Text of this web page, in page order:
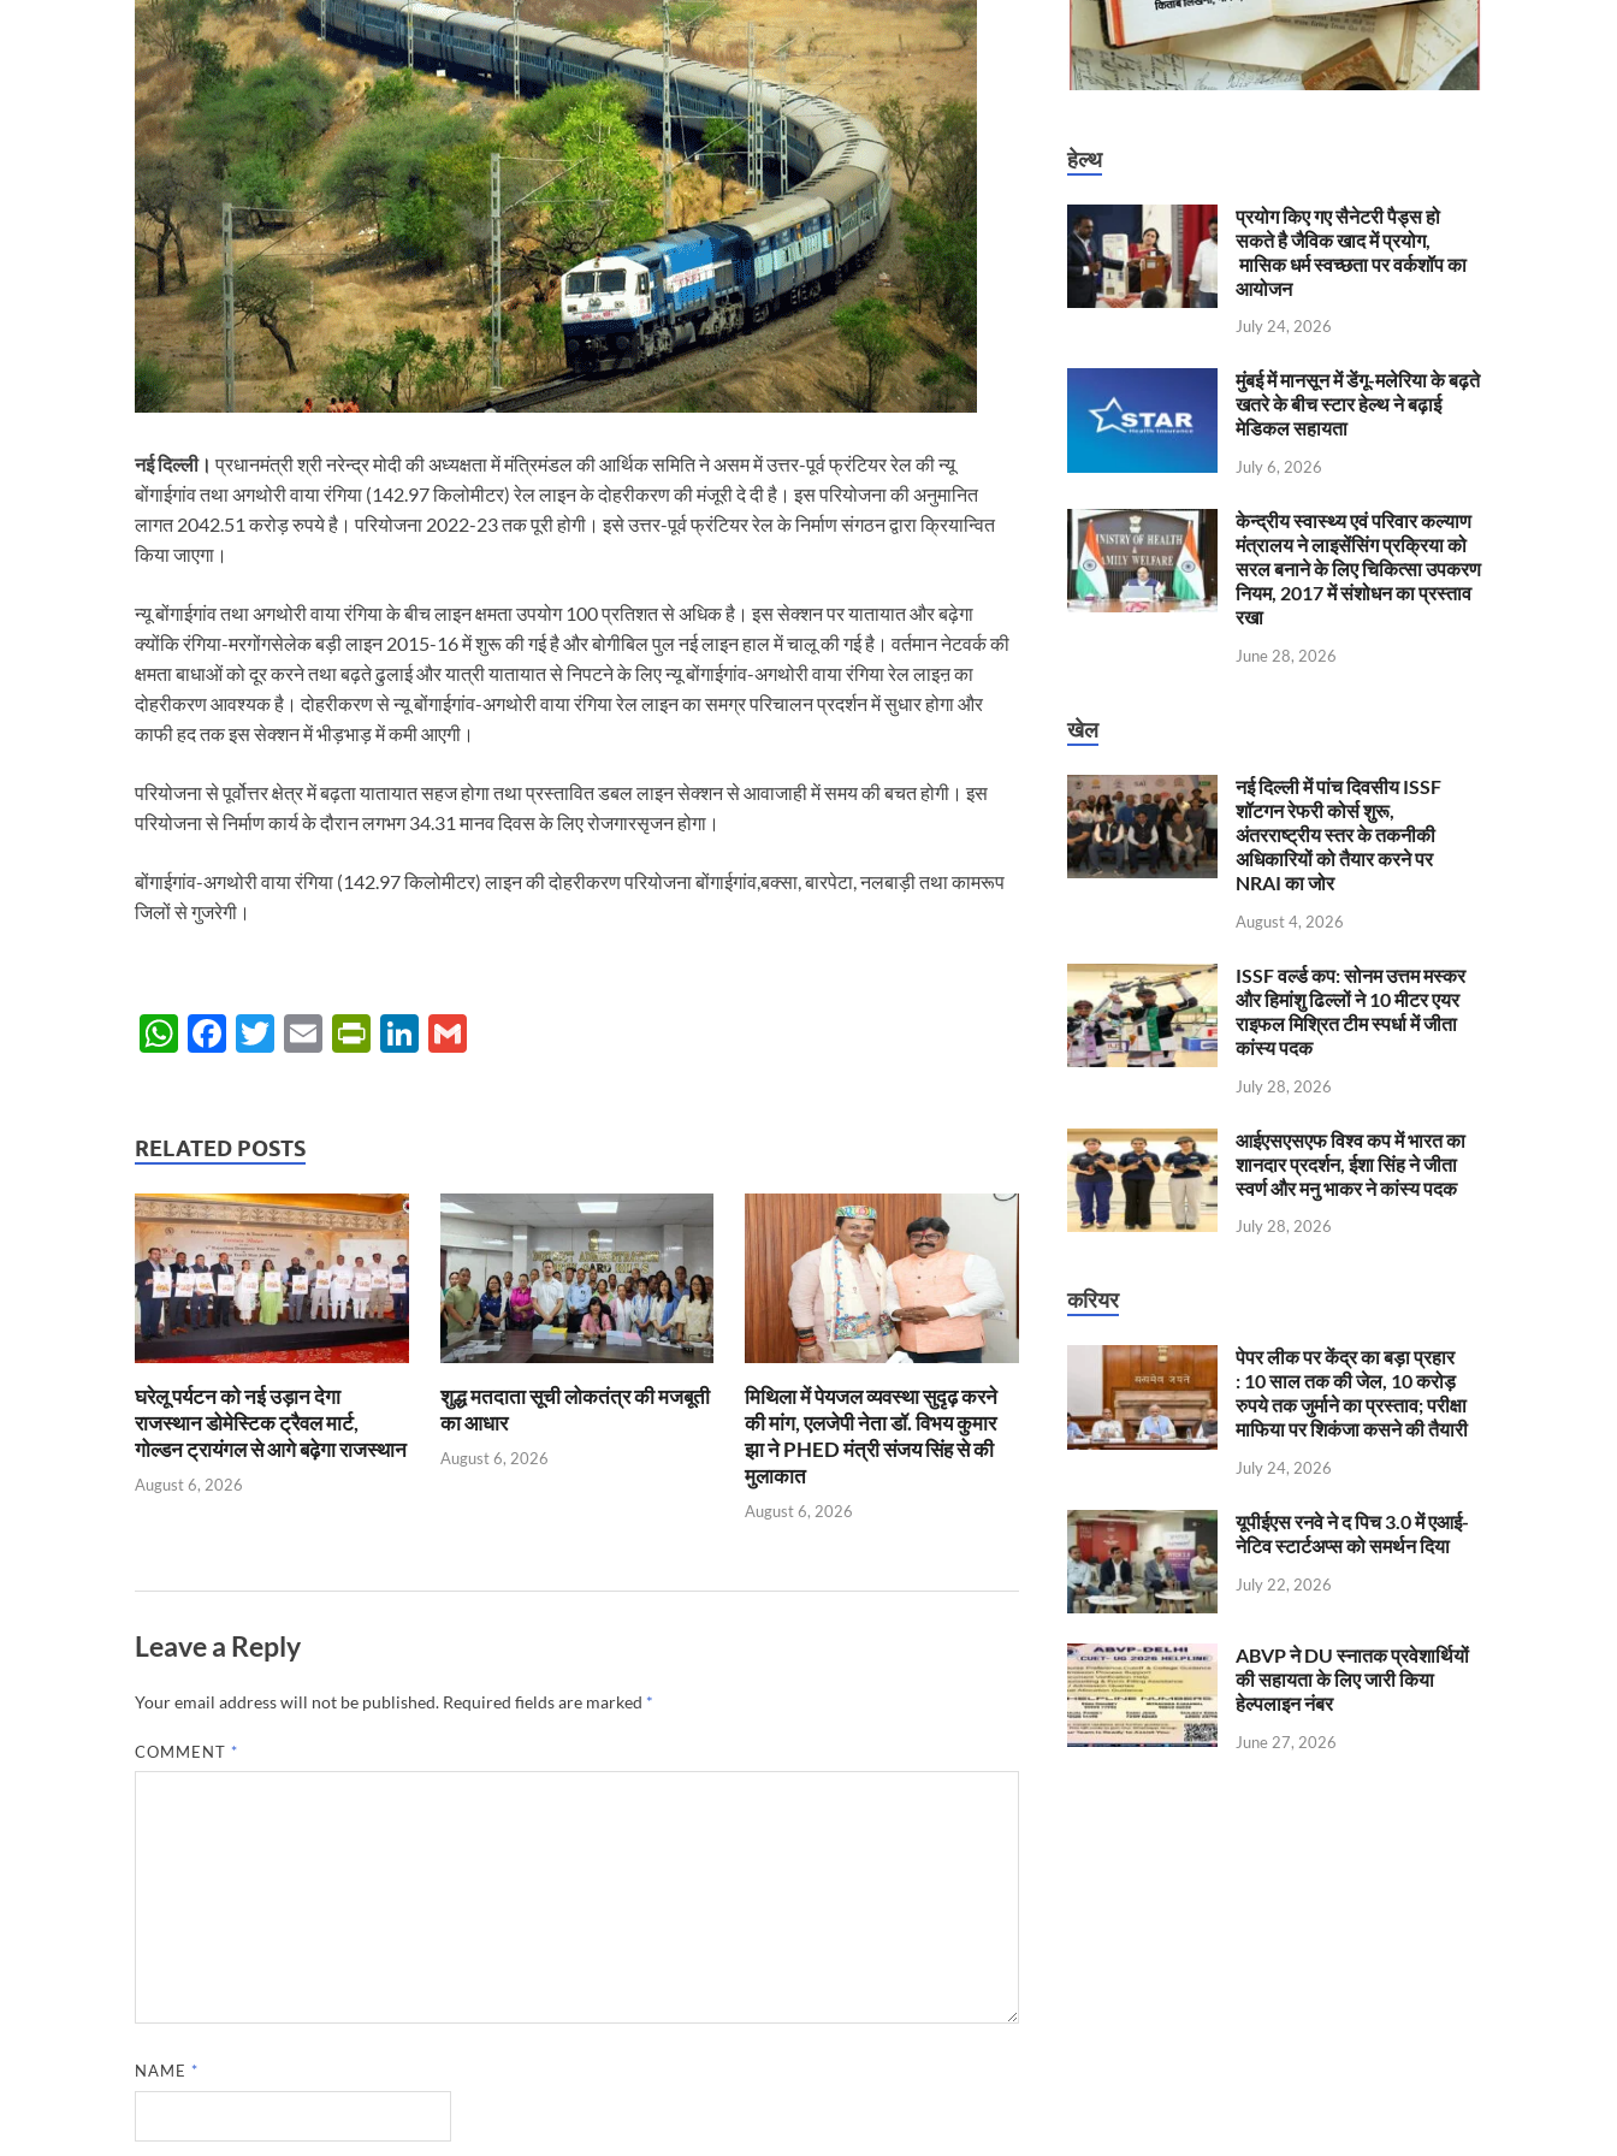
नई दिल्ली। प्रधानमंत्री श्री नरेन्द्र मोदी की अध्यक्षता में मंत्रिमंडल की आर्थिक समिति ने असम में उत्तर-पूर्व फ्रंटियर रेल की न्यू
बोंगाईगांव तथा अगथोरी वाया रंगिया (142.97 किलोमीटर) रेल लाइन के दोहरीकरण की मंजूरी दे दी है। इस परियोजना की अनुमानित
लागत 2042.51 करोड़ रुपये है। परियोजना 2022-23 तक पूरी होगी। इसे उत्तर-पूर्व फ्रंटियर रेल के निर्माण संगठन द्वारा क्रियान्वित
किया जाएगा।
न्यू बोंगाईगांव तथा अगथोरी वाया रंगिया के बीच लाइन क्षमता उपयोग 100 प्रतिशत से अधिक है। इस सेक्शन पर यातायात और बढ़ेगा
क्योंकि रंगिया-मरगोंगसेलेक बड़ी लाइन 2015-16 में शुरू की गई है और बोगीबिल पुल नई लाइन हाल में चालू की गई है। वर्तमान नेटवर्क की
क्षमता बाधाओं को दूर करने तथा बढ़ते ढुलाई और यात्री यातायात से निपटने के लिए न्यू बोंगाईगांव-अगथोरी वाया रंगिया रेल लाइऩ का
दोहरीकरण आवश्यक है। दोहरीकरण से न्यू बोंगाईगांव-अगथोरी वाया रंगिया रेल लाइन का समग्र परिचालन प्रदर्शन में सुधार होगा और
काफी हद तक इस सेक्शन में भीड़भाड़ में कमी आएगी।
परियोजना से पूर्वोत्तर क्षेत्र में बढ़ता यातायात सहज होगा तथा प्रस्तावित डबल लाइन सेक्शन से आवाजाही में समय की बचत होगी। इस
परियोजना से निर्माण कार्य के दौरान लगभग 34.31 मानव दिवस के लिए रोजगारसृजन होगा।
बोंगाईगांव-अगथोरी वाया रंगिया (142.97 किलोमीटर) लाइन की दोहरीकरण परियोजना बोंगाईगांव,बक्सा, बारपेटा, नलबाड़ी तथा कामरूप
जिलों से गुजरेगी।
W
s
A
p
p
F
b
o
o
k
T
er
E
P
ie
n
dl
y
Li
dI
RELATED POSTS
घरेलू पर्यटन को नई उड़ान देगा
राजस्थान डोमेस्टिक ट्रैवल मार्ट,
गोल्डन ट्रायंगल से आगे बढ़ेगा राजस्थान
August 6, 2026
शुद्ध मतदाता सूची लोकतंत्र की मजबूती
का आधार
August 6, 2026
मिथिला में पेयजल व्यवस्था सुदृढ़ करने
की मांग, एलजेपी नेता डॉ. विभय कुमार
झा ने PHED मंत्री संजय सिंह से की
मुलाकात
August 6, 2026
Leave a Reply
Your email address will not be published. Required fields are marked *
COMMENT *
NAME *
हेल्थ
प्रयोग किए गए सैनेटरी पैड्स हो
सकते है जैविक खाद में प्रयोग,
मासिक धर्म स्वच्छता पर वर्कशॉप का
आयोजन
July 24, 2026
मुंबई में मानसून में डेंगू-मलेरिया के बढ़ते
खतरे के बीच स्टार हेल्थ ने बढ़ाई
मेडिकल सहायता
July 6, 2026
केन्‍द्रीय स्वास्थ्य एवं परिवार कल्याण
मंत्रालय ने लाइसेंसिंग प्रक्रिया को
सरल बनाने के लिए चिकित्सा उपकरण
नियम, 2017 में संशोधन का प्रस्ताव
रखा
June 28, 2026
खेल
नई दिल्ली में पांच दिवसीय ISSF
शॉटगन रेफरी कोर्स शुरू,
अंतरराष्ट्रीय स्तर के तकनीकी
अधिकारियों को तैयार करने पर
NRAI का जोर
August 4, 2026
ISSF वर्ल्ड कप: सोनम उत्तम मस्कर
और हिमांशु ढिल्लों ने 10 मीटर एयर
राइफल मिश्रित टीम स्पर्धा में जीता
कांस्य पदक
July 28, 2026
आईएसएसएफ विश्व कप में भारत का
शानदार प्रदर्शन, ईशा सिंह ने जीता
स्वर्ण और मनु भाकर ने कांस्य पदक
July 28, 2026
करियर
पेपर लीक पर केंद्र का बड़ा प्रहार
: 10 साल तक की जेल, 10 करोड़
रुपये तक जुर्माने का प्रस्ताव; परीक्षा
माफिया पर शिकंजा कसने की तैयारी
July 24, 2026
यूपीईएस रनवे ने द पिच 3.0 में एआई-
नेटिव स्टार्टअप्स को समर्थन दिया
July 22, 2026
ABVP ने DU स्नातक प्रवेशार्थियों
की सहायता के लिए जारी किया
हेल्पलाइन नंबर
June 27, 2026